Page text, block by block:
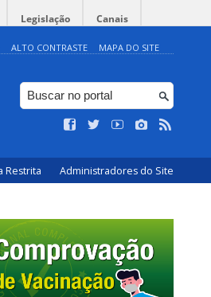
Legislação Canais
ALTO CONTRASTE MAPA DO SITE
Restrita Administradores do Site